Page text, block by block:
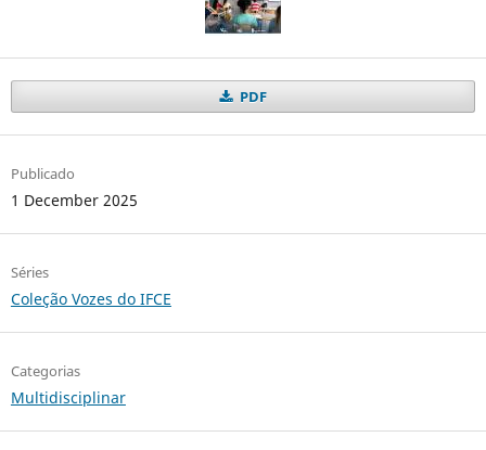
PDF
Publicado
1 December 2025
Séries
Coleção Vozes do IFCE
Categorias
Multidisciplinar